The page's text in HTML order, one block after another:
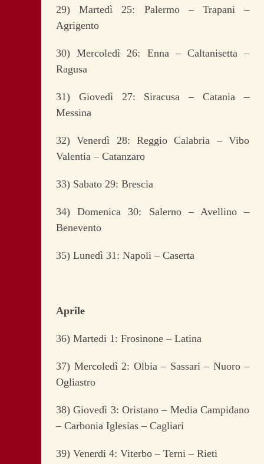
29) Martedì 25: Palermo – Trapani –
Agrigento
30) Mercoledì 26: Enna – Caltanisetta –
Ragusa
31) Giovedì 27: Siracusa – Catania –
Messina
32) Venerdì 28: Reggio Calabria – Vibo
Valentia – Catanzaro
33) Sabato 29: Brescia
34) Domenica 30: Salerno – Avellino –
Benevento
35) Lunedì 31: Napoli – Caserta
Aprile
36) Martedi 1: Frosinone – Latina
37) Mercoledì 2: Olbia – Sassari – Nuoro –
Ogliastro
38) Giovedì 3: Oristano – Media Campidano
– Carbonia Iglesias – Cagliari
39) Venerdi 4: Viterbo – Terni – Rieti